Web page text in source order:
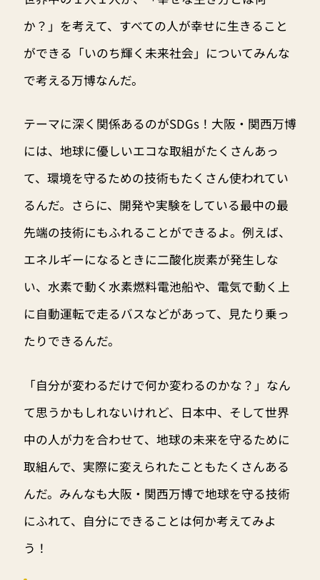
か？」を考えて、すべての人が幸せに生きること
ができる「いのち輝く未来社会」についてみんな
で考える万博なんだ。
テーマに深く関係あるのがSDGs！大阪・関西万博
には、地球に優しいエコな取組がたくさんあっ
て、環境を守るための技術もたくさん使われてい
るんだ。さらに、開発や実験をしている最中の最
先端の技術にもふれることができるよ。例えば、
エネルギーになるときに二酸化炭素が発生しな
い、水素で動く水素燃料電池船や、電気で動く上
に自動運転で走るバスなどがあって、見たり乗っ
たりできるんだ。
「自分が変わるだけで何か変わるのかな？」なん
て思うかもしれないけれど、日本中、そして世界
中の人が力を合わせて、地球の未来を守るために
取組んで、実際に変えられたこともたくさんある
んだ。みんなも大阪・関西万博で地球を守る技術
にふれて、自分にできることは何か考えてみよ
う！